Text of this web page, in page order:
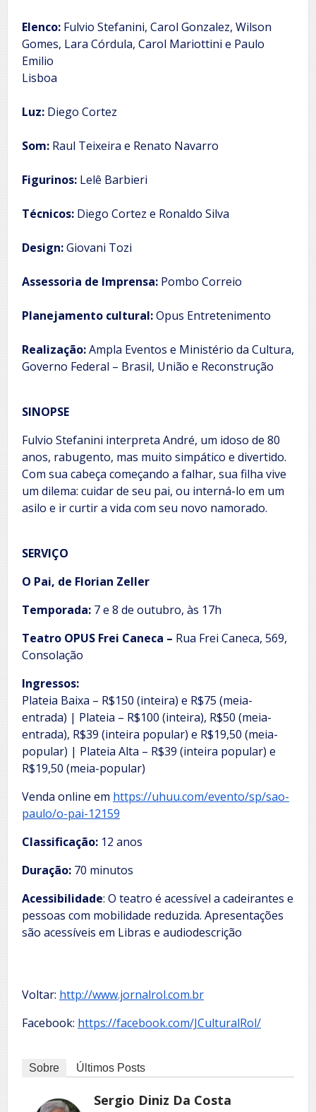
Elenco: Fulvio Stefanini, Carol Gonzalez, Wilson
Gomes, Lara Córdula, Carol Mariottini e Paulo
Emilio
Lisboa
Luz: Diego Cortez
Som: Raul Teixeira e Renato Navarro
Figurinos: Lelê Barbieri
Técnicos: Diego Cortez e Ronaldo Silva
Design:Giovani Tozi
Assessoria de Imprensa: Pombo Correio
Planejamento cultural:Opus Entretenimento
Realização:Ampla Eventos e Ministério da Cultura,
Governo Federal – Brasil, União e Reconstrução
SINOPSE
Fulvio Stefanini interpreta André, um idoso de 80
anos, rabugento, mas muito simpático e divertido.
Com sua cabeça começando a falhar, sua filha vive
um dilema: cuidar de seu pai, ou interná-lo em um
asilo e ir curtir a vida com seu novo namorado.
SERVIÇO
O Pai, de Florian Zeller
Temporada: 7 e 8 de outubro, às 17h
Teatro OPUS Frei Caneca – Rua Frei Caneca, 569,
Consolação
Ingressos:
Plateia Baixa – R$150 (inteira) e R$75 (meia-
entrada) | Plateia – R$100 (inteira), R$50 (meia-
entrada), R$39 (inteira popular) e R$19,50 (meia-
popular) | Plateia Alta – R$39 (inteira popular) e
R$19,50 (meia-popular)
Venda online em https://uhuu.com/evento/sp/sao-
paulo/o-pai-12159
Classificação: 12 anos
Duração: 70 minutos
Acessibilidade: O teatro é acessível a cadeirantes e
pessoas com mobilidade reduzida. Apresentações
são acessíveis em Libras e audiodescrição
Voltar: http://www.jornalrol.com.br
Facebook: https://facebook.com/JCulturalRol/
Sobre Últimos Posts
Sergio Diniz Da Costa